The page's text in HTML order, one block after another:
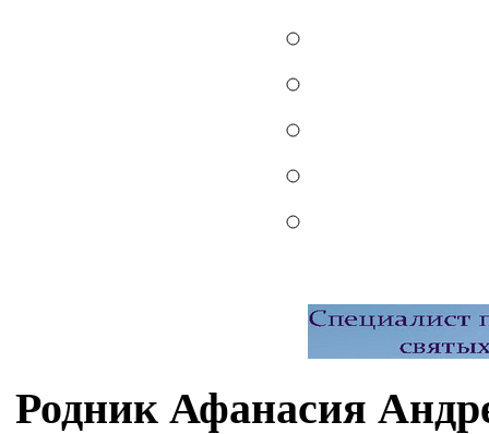
Родник Афанасия